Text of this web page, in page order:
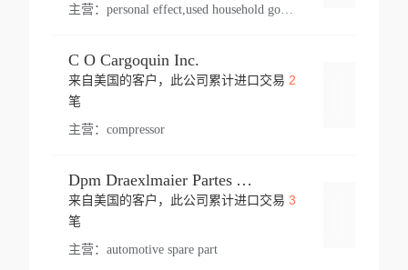
主营： personal effect,used household goods
C O Cargoquin Inc.
来自美国的客户，此公司累计进口交易 2
笔
主营： compressor
Dpm Draexlmaier Partes Automotrices Corr Ind Huejotzingo
来自美国的客户，此公司累计进口交易 3
笔
主营： automotive spare part